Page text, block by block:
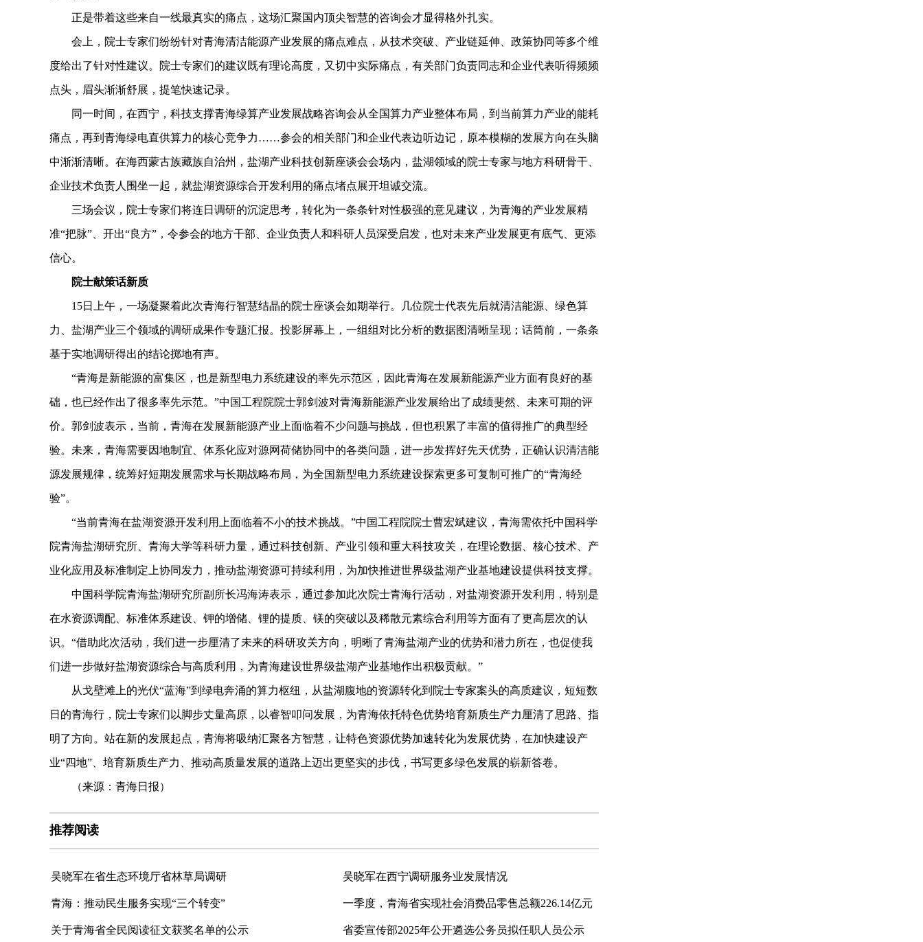
正是带着这些来自一线最真实的痛点，这场汇聚国内顶尖智慧的咨询会才显得格外扎实。
会上，院士专家们纷纷针对青海清洁能源产业发展的痛点难点，从技术突破、产业链延伸、政策协同等多个维
度给出了针对性建议。院士专家们的建议既有理论高度，又切中实际痛点，有关部门负责同志和企业代表听得频频
点头，眉头渐渐舒展，提笔快速记录。
同一时间，在西宁，科技支撑青海绿算产业发展战略咨询会从全国算力产业整体布局，到当前算力产业的能耗
痛点，再到青海绿电直供算力的核心竞争力……参会的相关部门和企业代表边听边记，原本模糊的发展方向在头脑
中渐渐清晰。在海西蒙古族藏族自治州，盐湖产业科技创新座谈会会场内，盐湖领域的院士专家与地方科研骨干、
企业技术负责人围坐一起，就盐湖资源综合开发利用的痛点堵点展开坦诚交流。
三场会议，院士专家们将连日调研的沉淀思考，转化为一条条针对性极强的意见建议，为青海的产业发展精
准“把脉”、开出“良方”，令参会的地方干部、企业负责人和科研人员深受启发，也对未来产业发展更有底气、更添
信心。
院士献策话新质
15日上午，一场凝聚着此次青海行智慧结晶的院士座谈会如期举行。几位院士代表先后就清洁能源、绿色算
力、盐湖产业三个领域的调研成果作专题汇报。投影屏幕上，一组组对比分析的数据图清晰呈现；话筒前，一条条
基于实地调研得出的结论掷地有声。
“青海是新能源的富集区，也是新型电力系统建设的率先示范区，因此青海在发展新能源产业方面有良好的基
础，也已经作出了很多率先示范。”中国工程院院士郭剑波对青海新能源产业发展给出了成绩斐然、未来可期的评
价。郭剑波表示，当前，青海在发展新能源产业上面临着不少问题与挑战，但也积累了丰富的值得推广的典型经
验。未来，青海需要因地制宜、体系化应对源网荷储协同中的各类问题，进一步发挥好先天优势，正确认识清洁能
源发展规律，统筹好短期发展需求与长期战略布局，为全国新型电力系统建设探索更多可复制可推广的“青海经
验”。
“当前青海在盐湖资源开发利用上面临着不小的技术挑战。”中国工程院院士曹宏斌建议，青海需依托中国科学
院青海盐湖研究所、青海大学等科研力量，通过科技创新、产业引领和重大科技攻关，在理论数据、核心技术、产
业化应用及标准制定上协同发力，推动盐湖资源可持续利用，为加快推进世界级盐湖产业基地建设提供科技支撑。
中国科学院青海盐湖研究所副所长冯海涛表示，通过参加此次院士青海行活动，对盐湖资源开发利用，特别是
在水资源调配、标准体系建设、钾的增储、锂的提质、镁的突破以及稀散元素综合利用等方面有了更高层次的认
识。“借助此次活动，我们进一步厘清了未来的科研攻关方向，明晰了青海盐湖产业的优势和潜力所在，也促使我
们进一步做好盐湖资源综合与高质利用，为青海建设世界级盐湖产业基地作出积极贡献。”
从戈壁滩上的光伏“蓝海”到绿电奔涌的算力枢纽，从盐湖腹地的资源转化到院士专家案头的高质建议，短短数
日的青海行，院士专家们以脚步丈量高原，以睿智叩问发展，为青海依托特色优势培育新质生产力厘清了思路、指
明了方向。站在新的发展起点，青海将吸纳汇聚各方智慧，让特色资源优势加速转化为发展优势，在加快建设产
业“四地”、培育新质生产力、推动高质量发展的道路上迈出更坚实的步伐，书写更多绿色发展的崭新答卷。
（来源：青海日报）
推荐阅读
吴晓军在省生态环境厅省林草局调研 吴晓军在西宁调研服务业发展情况
青海：推动民生服务实现“三个转变” 一季度，青海省实现社会消费品零售总额226.14亿元
关于青海省全民阅读征文获奖名单的公示 省委宣传部2025年公开遴选公务员拟任职人员公示